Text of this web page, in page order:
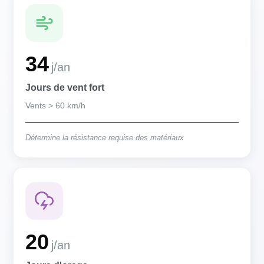
34 j/an
Jours de vent fort
Vents > 60 km/h
Détermine la résistance requise des matériaux
20 j/an